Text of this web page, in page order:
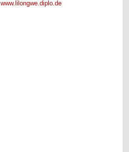
www.lilongwe.diplo.de